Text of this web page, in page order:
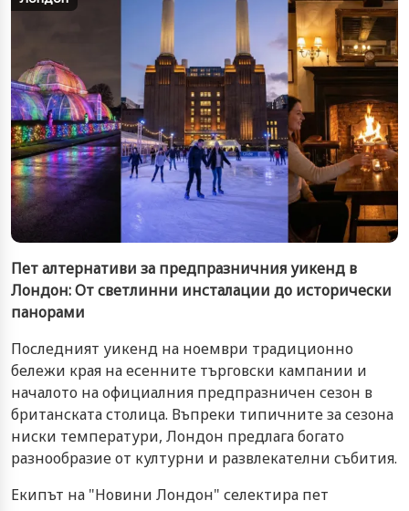
Пет алтернативи за предпразничния уикенд в
Лондон: От светлинни инсталации до исторически
панорами
Последният уикенд на ноември традиционно
бележи края на есенните търговски кампании и
началото на официалния предпразничен сезон в
британската столица. Въпреки типичните за сезона
ниски температури, Лондон предлага богато
разнообразие от културни и развлекателни събития.
Екипът на "Новини Лондон" селектира пет